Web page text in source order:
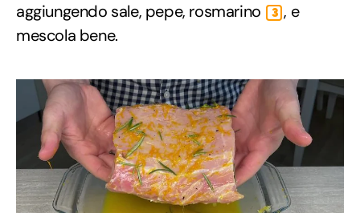
aggiungendo sale, pepe, rosmarino
3 , e
mescola bene.